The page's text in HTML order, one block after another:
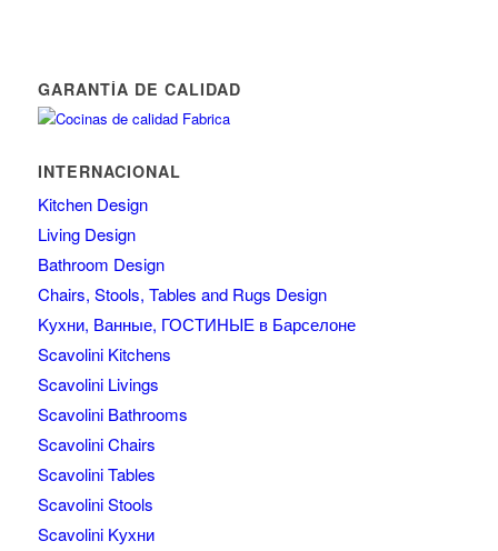
GARANTÍA DE CALIDAD
INTERNACIONAL
Kitchen Design
Living Design
Bathroom Design
Chairs, Stools, Tables and Rugs Design
Kухни, Ванные, ГОСТИНЫЕ в Барселоне
Scavolini Kitchens
Scavolini Livings
Scavolini Bathrooms
Scavolini Chairs
Scavolini Tables
Scavolini Stools
Scavolini Kухни